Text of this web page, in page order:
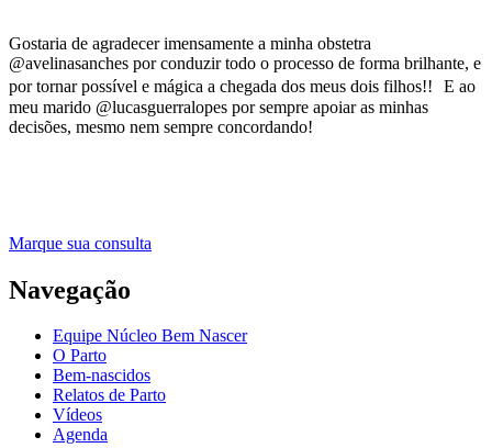
Gostaria de agradecer imensamente a minha obstetra
@avelinasanches por conduzir todo o processo de forma brilhante, e
por tornar possível e mágica a chegada dos meus dois filhos!! E ao
meu marido @lucasguerralopes por sempre apoiar as minhas
decisões, mesmo nem sempre concordando!
Marque sua consulta
Navegação
Equipe Núcleo Bem Nascer
O Parto
Bem-nascidos
Relatos de Parto
Vídeos
Agenda